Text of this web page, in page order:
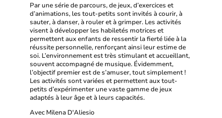
Par une série de parcours, de jeux, d’exercices et
d’animations, les tout-petits sont invités à courir, à
sauter, à danser, à rouler et à grimper. Les activités
visent à développer les habiletés motrices et
permettent aux enfants de ressentir la fierté liée à la
réussite personnelle, renforçant ainsi leur estime de
soi. L’environnement est très stimulant et accueillant,
souvent accompagné de musique. Évidemment,
l’objectif premier est de s’amuser, tout simplement !
Les activités sont variées et permettent aux tout-
petits d’expérimenter une vaste gamme de jeux
adaptés à leur âge et à leurs capacités.
Avec Milena D'Aliesio